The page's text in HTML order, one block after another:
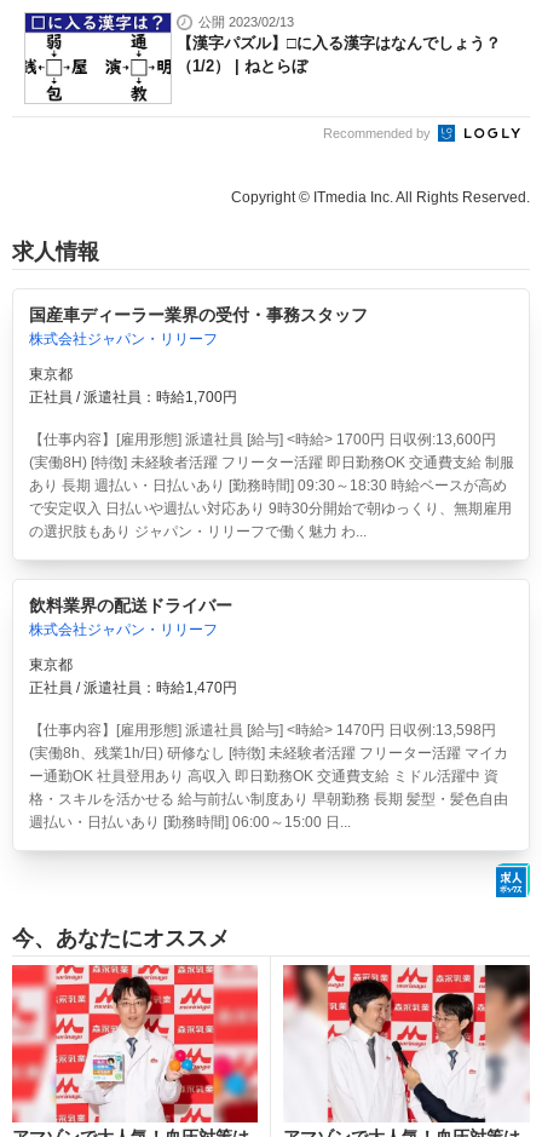
公開 2023/02/13
【漢字パズル】□に入る漢字はなんでしょう？
（1/2） | ねとらぼ
Recommended by
Copyright © ITmedia Inc. All Rights Reserved.
求人情報
国産車ディーラー業界の受付・事務スタッフ
株式会社ジャパン・リリーフ
東京都
正社員 / 派遣社員：時給1,700円
【仕事内容】[雇用形態] 派遣社員 [給与] <時給> 1700円 日収例:13,600円
(実働8H) [特徴] 未経験者活躍 フリーター活躍 即日勤務OK 交通費支給 制服
あり 長期 週払い・日払いあり [勤務時間] 09:30～18:30 時給ベースが高め
で安定収入 日払いや週払い対応あり 9時30分開始で朝ゆっくり、無期雇用
の選択肢もあり ジャパン・リリーフで働く魅力 わ...
飲料業界の配送ドライバー
株式会社ジャパン・リリーフ
東京都
正社員 / 派遣社員：時給1,470円
【仕事内容】[雇用形態] 派遣社員 [給与] <時給> 1470円 日収例:13,598円
(実働8h、残業1h/日) 研修なし [特徴] 未経験者活躍 フリーター活躍 マイカ
ー通勤OK 社員登用あり 高収入 即日勤務OK 交通費支給 ミドル活躍中 資
格・スキルを活かせる 給与前払い制度あり 早朝勤務 長期 髪型・髪色自由
週払い・日払いあり [勤務時間] 06:00～15:00 日...
今、あなたにオススメ